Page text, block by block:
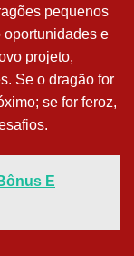
pequenos
oportunidades e
projeto,
Se o dragão for
se for feroz,
E